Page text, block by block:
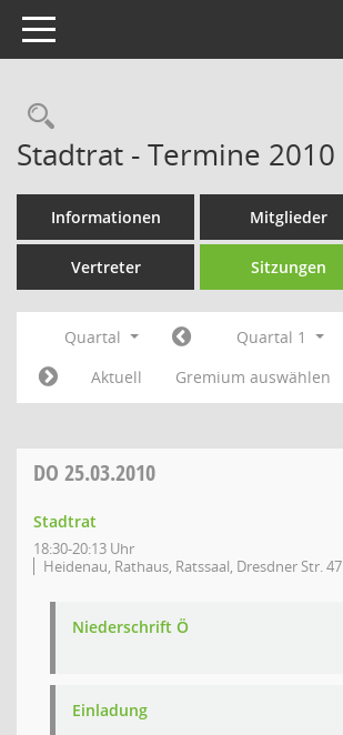
Toggle navigation
Rechercheauswahl
Stadtrat - Termine 2010
Informationen Mitglieder
Vertreter Sitzungen
Quartal Quartal 1
Aktuell
Gremium auswählen
DO 25.03.2010
Stadtrat
18:30-20:13 Uhr
Heidenau, Rathaus, Ratssaal, Dresdner Str. 47
Niederschrift Ö
Einladung